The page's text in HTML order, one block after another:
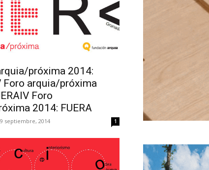
próxima 2014:
Foro arquia/próxima
Foro
2014: FUERA
septiembre, 2014 1